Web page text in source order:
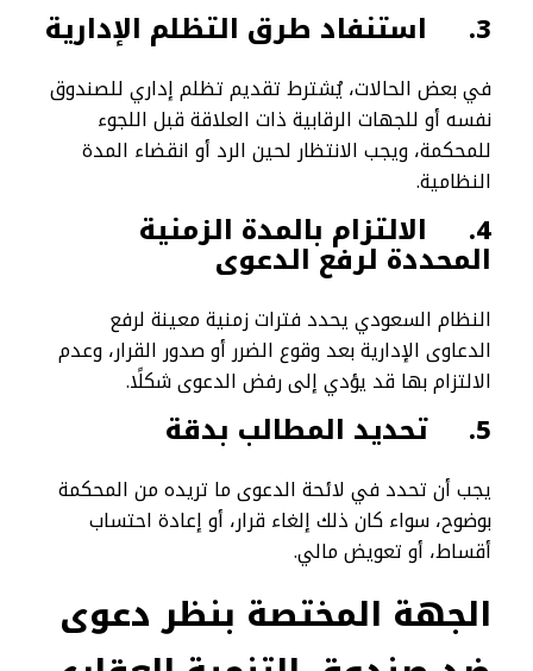
3. استنفاد طرق التظلم الإدارية
في بعض الحالات، يُشترط تقديم تظلم إداري للصندوق
نفسه أو للجهات الرقابية ذات العلاقة قبل اللجوء
للمحكمة، ويجب الانتظار لحين الرد أو انقضاء المدة
النظامية.
4. الالتزام بالمدة الزمنية
المحددة لرفع الدعوى
النظام السعودي يحدد فترات زمنية معينة لرفع
الدعاوى الإدارية بعد وقوع الضرر أو صدور القرار، وعدم
الالتزام بها قد يؤدي إلى رفض الدعوى شكلًا.
5. تحديد المطالب بدقة
يجب أن تحدد في لائحة الدعوى ما تريده من المحكمة
بوضوح، سواء كان ذلك إلغاء قرار، أو إعادة احتساب
أقساط، أو تعويض مالي.
الجهة المختصة بنظر دعوى